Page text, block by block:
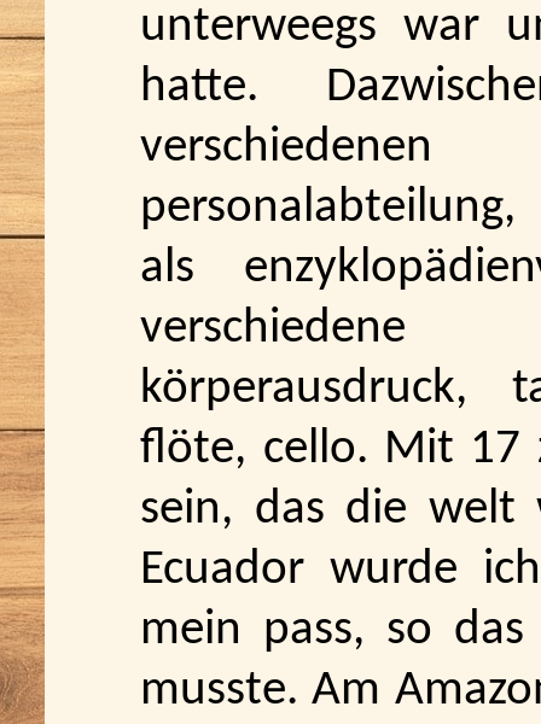
unterweegs war
hatte.
verschiedenen
als
verschiedene
körperausdruck,
flöte, cello. Mit 17
sein, das die
Ecuador wurde
mein pass, so
musste. Am